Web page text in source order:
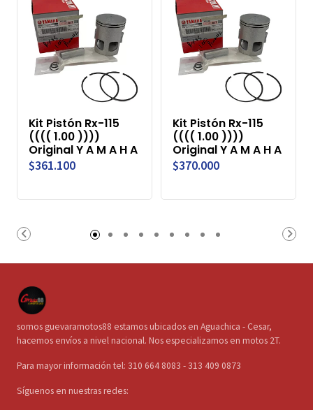
Kit Pistón Rx-115
(((( 1.00 ))))
Original Y A M A H A
$361.100
Kit Pistón Rx-115
(((( 1.00 ))))
Original Y A M A H A
$370.000
somos guevaramotos88 estamos ubicados en Aguachica - Cesar,
hacemos envíos a nivel nacional. Nos especializamos en motos 2T.
Para mayor información tel: 310 664 8083 - 313 409 0873
Síguenos en nuestras redes: